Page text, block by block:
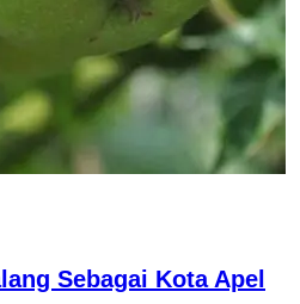
Sebagai Kota Apel